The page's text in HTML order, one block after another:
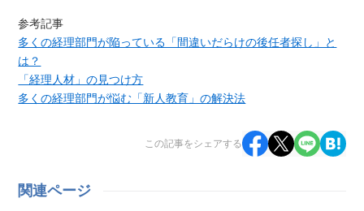
参考記事
多くの経理部門が陥っている「間違いだらけの後任者探し」と
は？
「経理人材」の見つけ方
多くの経理部門が悩む「新人教育」の解決法
この記事をシェアする
関連ページ